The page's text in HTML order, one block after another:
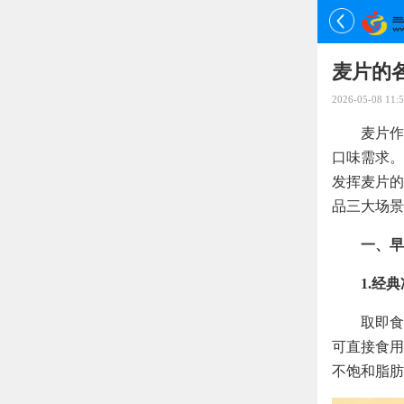
麦片的
2026-05-08
麦片
口味需求
发挥麦片
品三大场
一、
1.经
取即
可直接食
不饱和脂